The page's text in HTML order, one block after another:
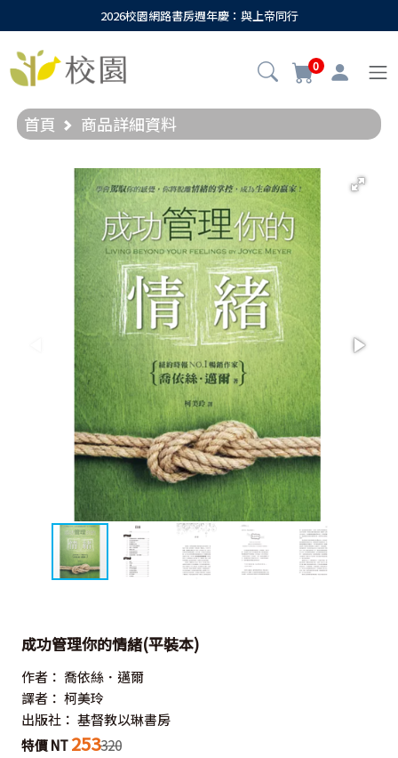
2026校園網路書房週年慶：與上帝同行
0
首頁 商品詳細資料
成功管理你的情緒(平裝本)
作者： 喬依絲．邁爾
譯者： 柯美玲
出版社： 基督教以琳書房
特價 NT 253320